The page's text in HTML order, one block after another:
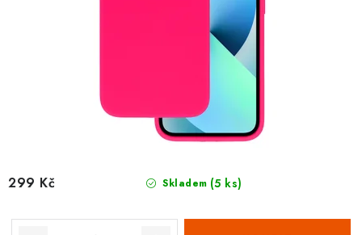
Skladem (5 ks)
299 Kč